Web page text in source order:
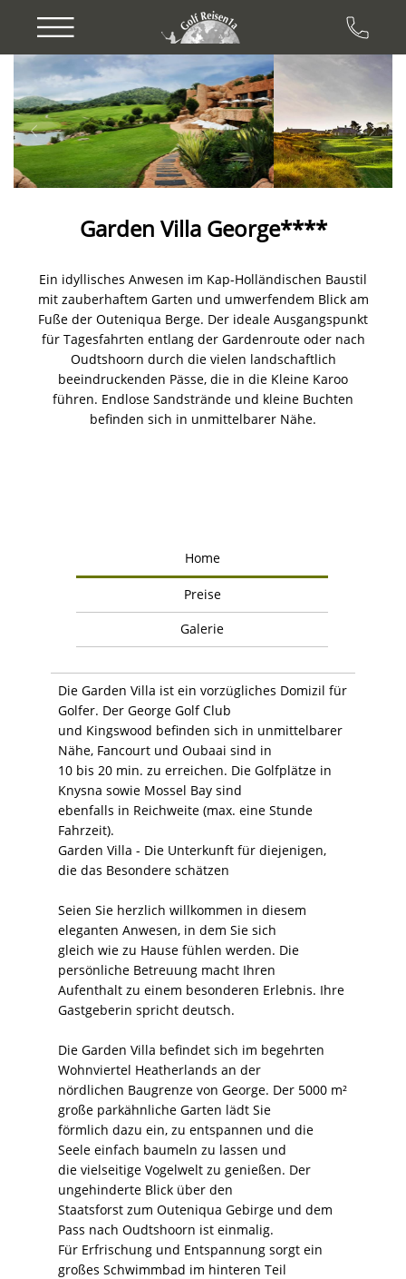
Previous Next
Garden Villa George****
Ein idyllisches Anwesen im Kap-Holländischen Baustil
mit zauberhaftem Garten und umwerfendem Blick am
Fuße der Outeniqua Berge. Der ideale Ausgangspunkt
für Tagesfahrten entlang der Gardenroute oder nach
Oudtshoorn durch die vielen landschaftlich
beeindruckenden Pässe, die in die Kleine Karoo
führen. Endlose Sandstrände und kleine Buchten
befinden sich in unmittelbarer Nähe.
Home
Preise
Galerie
Die Garden Villa ist ein vorzügliches Domizil für
Golfer. Der George Golf Club
und Kingswood befinden sich in unmittelbarer
Nähe, Fancourt und Oubaai sind in
10 bis 20 min. zu erreichen. Die Golfplätze in
Knysna sowie Mossel Bay sind
ebenfalls in Reichweite (max. eine Stunde
Fahrzeit).
Garden Villa - Die Unterkunft für diejenigen,
die das Besondere schätzen
Seien Sie herzlich willkommen in diesem
eleganten Anwesen, in dem Sie sich
gleich wie zu Hause fühlen werden. Die
persönliche Betreuung macht Ihren
Aufenthalt zu einem besonderen Erlebnis. Ihre
Gastgeberin spricht deutsch.
Die Garden Villa befindet sich im begehrten
Wohnviertel Heatherlands an der
nördlichen Baugrenze von George. Der 5000 m²
große parkähnliche Garten lädt Sie
förmlich dazu ein, zu entspannen und die
Seele einfach baumeln zu lassen und
die vielseitige Vogelwelt zu genießen. Der
ungehinderte Blick über den
Staatsforst zum Outeniqua Gebirge und dem
Pass nach Oudtshoorn ist einmalig.
Für Erfrischung und Entspannung sorgt ein
großes Schwimmbad im hinteren Teil